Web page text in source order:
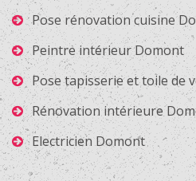
Pose rénovation cuisine
Peintre intérieur Domont
Pose tapisserie et toile de
Rénovation intérieure
Electricien Domont